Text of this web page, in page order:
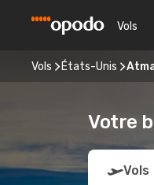
Vols
Vols États-Unis
Votre
Vols